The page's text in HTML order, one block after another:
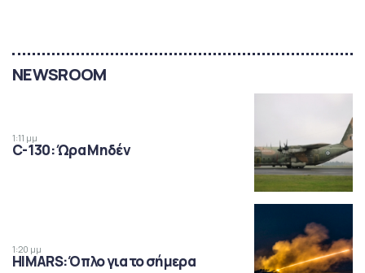
NEWSROOM
1:11 μμ
C-130: Ώρα Μηδέν
1:20 μμ
HIMARS: Όπλο για το σήμερα